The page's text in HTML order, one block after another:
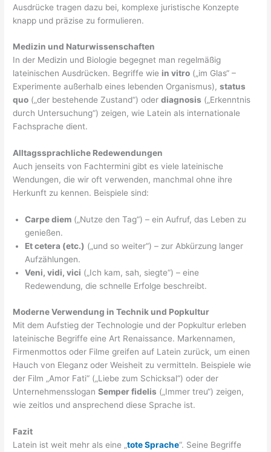
Ausdrücke tragen dazu bei, komplexe juristische Konzepte
knapp und präzise zu formulieren.
Medizin und Naturwissenschaften
In der Medizin und Biologie begegnet man regelmäßig
lateinischen Ausdrücken. Begriffe wie in vitro („im Glas“ –
Experimente außerhalb eines lebenden Organismus),status
quo („der bestehende Zustand“) oderdiagnosis („Erkenntnis
durch Untersuchung“) zeigen, wie Latein als internationale
Fachsprache dient.
Alltagssprachliche Redewendungen
Auch jenseits von Fachtermini gibt es viele lateinische
Wendungen, die wir oft verwenden, manchmal ohne ihre
Herkunft zu kennen. Beispiele sind:
Carpe diem („Nutze den Tag“) – ein Aufruf, das Leben zu
genießen.
Et cetera (etc.) („und so weiter“) – zur Abkürzung langer
Aufzählungen.
Veni, vidi, vici („Ich kam, sah, siegte“) – eine
Redewendung, die schnelle Erfolge beschreibt.
Moderne Verwendung in Technik und Popkultur
Mit dem Aufstieg der Technologie und der Popkultur erleben
lateinische Begriffe eine Art Renaissance. Markennamen,
Firmenmottos oder Filme greifen auf Latein zurück, um einen
Hauch von Eleganz oder Weisheit zu vermitteln. Beispiele wie
der Film „Amor Fati“ („Liebe zum Schicksal“) oder der
UnternehmenssloganSemper fidelis („Immer treu“) zeigen,
wie zeitlos und ansprechend diese Sprache ist.
Fazit
Latein ist weit mehr als eine „tote Sprache“. Seine Begriffe